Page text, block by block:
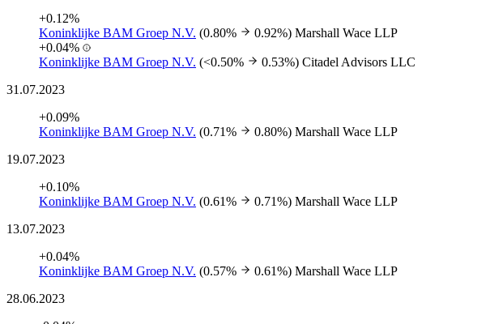
+0.12%
Koninklijke BAM Groep N.V. (0.80% 0.92%) Marshall Wace LLP
+0.04%
Koninklijke BAM Groep N.V. (<0.50% 0.53%) Citadel Advisors LLC
31.07.2023
+0.09%
Koninklijke BAM Groep N.V. (0.71% 0.80%) Marshall Wace LLP
19.07.2023
+0.10%
Koninklijke BAM Groep N.V. (0.61% 0.71%) Marshall Wace LLP
13.07.2023
+0.04%
Koninklijke BAM Groep N.V. (0.57% 0.61%) Marshall Wace LLP
28.06.2023